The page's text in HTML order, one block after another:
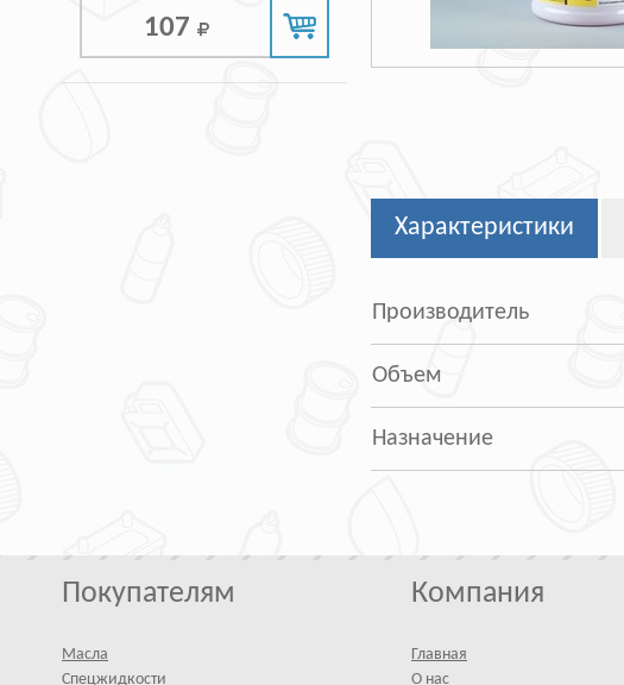
107
Характеристики
Производитель
Объем
Назначение
Покупателям
Масла
Спецжидкости
Компания
Главная
О нас